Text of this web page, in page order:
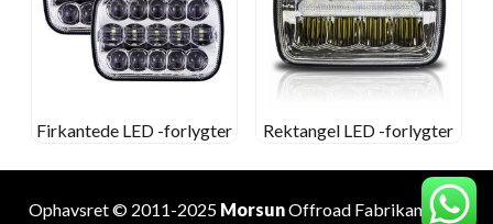
Firkantede LED -forlygter Rektangel LED -forlygter
Ophavsret © 2011-2025 MorsunOffroad Fabrikant . Alle